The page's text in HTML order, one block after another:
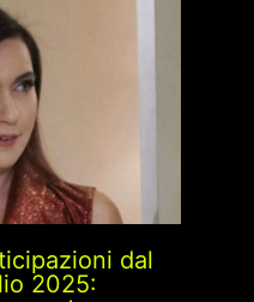
dal
2025: